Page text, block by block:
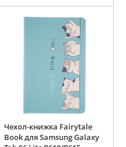
Чехол-книжка Fairytale
Book для Samsung Galaxy